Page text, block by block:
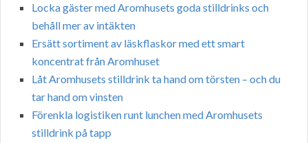
Locka gäster med Aromhusets goda stilldrinks och
behåll mer av intäkten
Ersätt sortiment av läskflaskor med ett smart
koncentrat från Aromhuset
Låt Aromhusets stilldrink ta hand om törsten – och du
tar hand om vinsten
Förenkla logistiken runt lunchen med Aromhusets
stilldrink på tapp